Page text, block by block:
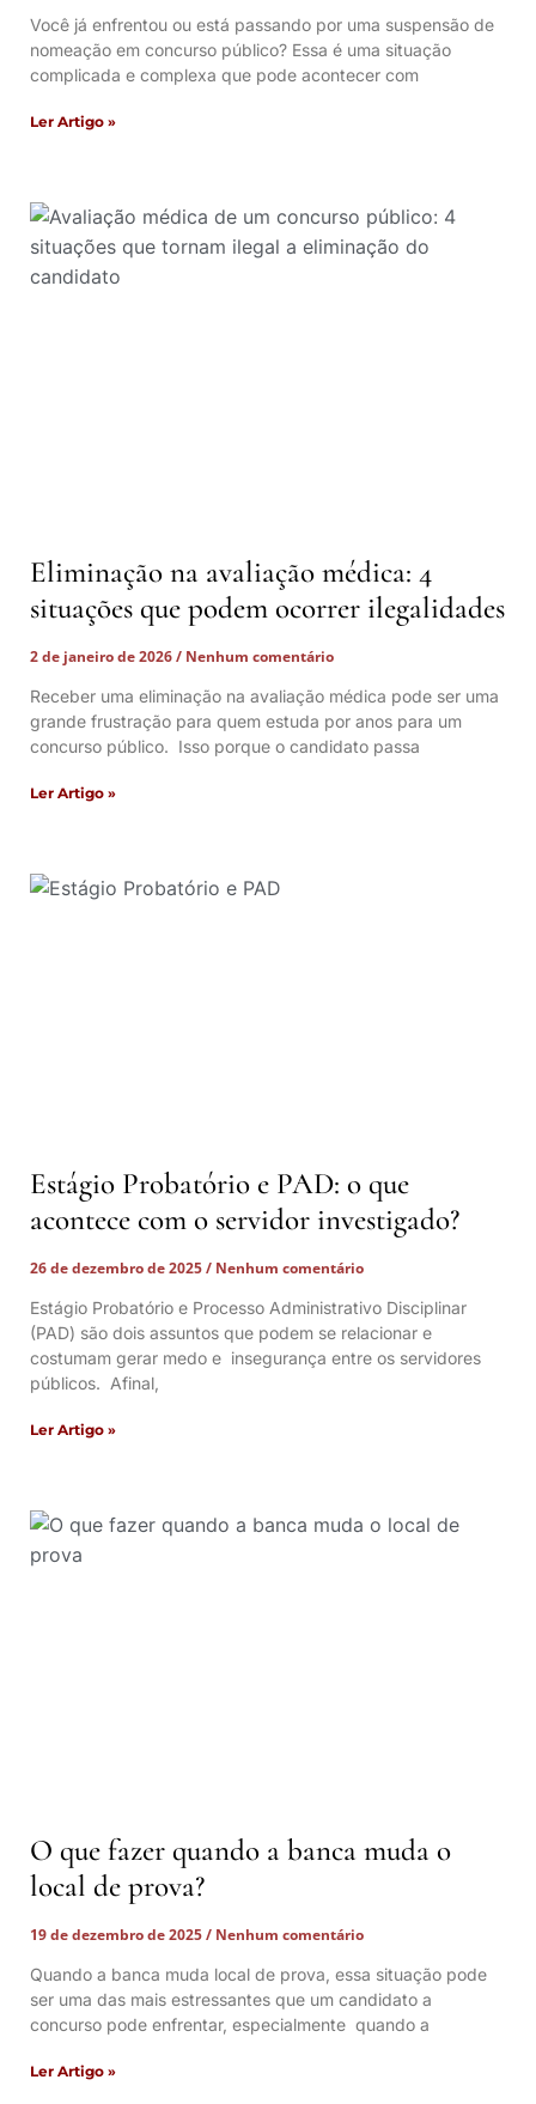
Você já enfrentou ou está passando por uma suspensão de
nomeação em concurso público? Essa é uma situação
complicada e complexa que pode acontecer com
Ler Artigo »
Eliminação na avaliação médica: 4
situações que podem ocorrer ilegalidades
2 de janeiro de 2026
Nenhum comentário
Receber uma eliminação na avaliação médica pode ser uma
grande frustração para quem estuda por anos para um
concurso público. Isso porque o candidato passa
Ler Artigo »
Estágio Probatório e PAD: o que
acontece com o servidor investigado?
26 de dezembro de 2025
Nenhum comentário
Estágio Probatório e Processo Administrativo Disciplinar
(PAD) são dois assuntos que podem se relacionar e
costumam gerar medo e insegurança entre os servidores
públicos. Afinal,
Ler Artigo »
O que fazer quando a banca muda o
local de prova?
19 de dezembro de 2025
Nenhum comentário
Quando a banca muda local de prova, essa situação pode
ser uma das mais estressantes que um candidato a
concurso pode enfrentar, especialmente quando a
Ler Artigo »